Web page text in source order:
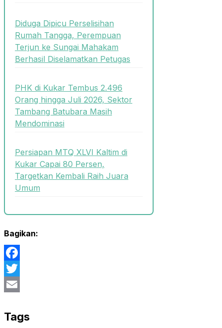
Diduga Dipicu Perselisihan
Rumah Tangga, Perempuan
Terjun ke Sungai Mahakam
Berhasil Diselamatkan Petugas
PHK di Kukar Tembus 2.496
Orang hingga Juli 2026, Sektor
Tambang Batubara Masih
Mendominasi
Persiapan MTQ XLVI Kaltim di
Kukar Capai 80 Persen,
Targetkan Kembali Raih Juara
Umum
Bagikan:
Facebook
Twitter
Tags